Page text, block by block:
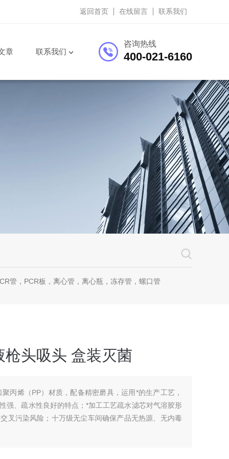
返回首页 在线留言 联系我们
咨询热线
400-021-6160
章 联系我们
管，PCR板，离心管，离心瓶，冻存管，螺口管
头吸头 盒装灭菌
丙烯（PP）材质，配备精密磨具，运用*的生产工艺，
强、疏水性良好的特点；*加工工艺疏水滤芯对气溶胶形
叉污染风险；十万级无尘车间确保产品无热源、无内毒